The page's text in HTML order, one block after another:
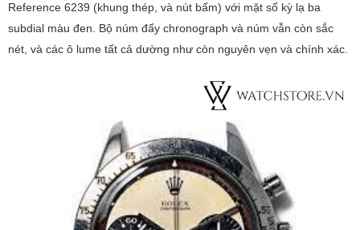
Reference 6239 (khung thép, và nút bấm) với mặt số kỳ lạ ba
subdial màu đen. Bộ núm đẩy chronograph và núm vẫn còn sắc
nét, và các ô lume tất cả dường như còn nguyên vẹn và chính xác.